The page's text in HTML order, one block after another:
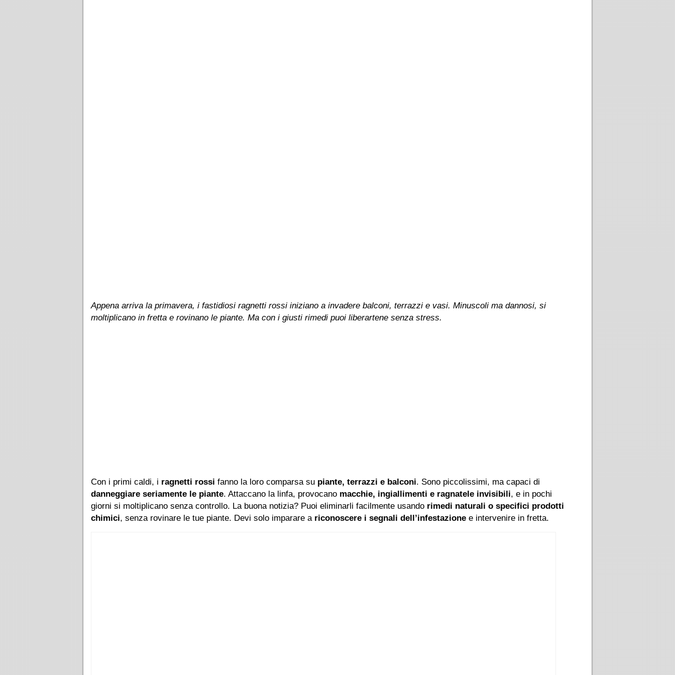
Appena arriva la primavera, i fastidiosi ragnetti rossi iniziano a invadere balconi, terrazzi e vasi. Minuscoli ma dannosi, si
moltiplicano in fretta e rovinano le piante. Ma con i giusti rimedi puoi liberartene senza stress.
Con i primi caldi, i ragnetti rossi fanno la loro comparsa su piante, terrazzi e balconi. Sono piccolissimi, ma capaci di
danneggiare seriamente le piante. Attaccano la linfa, provocano macchie, ingiallimenti e ragnatele invisibili, e in pochi
giorni si moltiplicano senza controllo. La buona notizia? Puoi eliminarli facilmente usando rimedi naturali o specifici prodotti
chimici, senza rovinare le tue piante. Devi solo imparare a riconoscere i segnali dell’infestazione e intervenire in fretta.